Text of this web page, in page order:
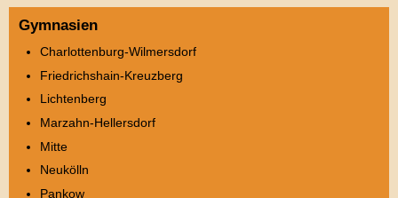
Gymnasien
Charlottenburg-Wilmersdorf
Friedrichshain-Kreuzberg
Lichtenberg
Marzahn-Hellersdorf
Mitte
Neukölln
Pankow